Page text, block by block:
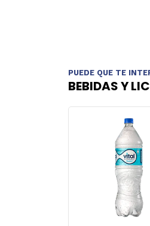
PUEDE QUE TE
BEBIDAS Y